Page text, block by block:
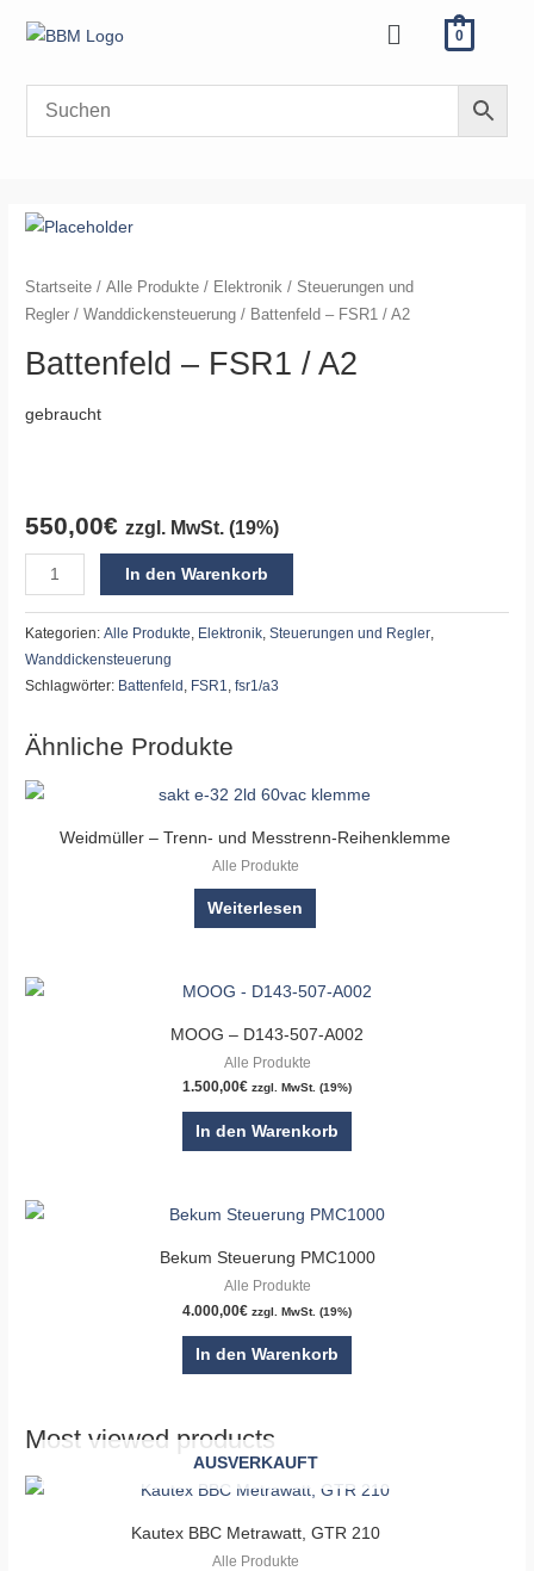
Inhalt
Menü 0
Startseite /Alle Produkte / Elektronik / Steuerungen und
Regler /Wanddickensteuerung / Battenfeld – FSR1 / A2
Battenfeld – FSR1 / A2
gebraucht
550,00€ zzgl. MwSt. (19%)
Battenfeld
FSR1
/
Menge
In den Warenkorb
Kategorien:Alle Produkte, Elektronik,Steuerungen und Regler,
Wanddickensteuerung
Schlagwörter: Battenfeld , FSR1,fsr1/a3
Ähnliche Produkte
Weidmüller – Trenn- und Messtrenn-Reihenklemme
Alle Produkte
Weiterlesen
MOOG – D143-507-A002
Alle Produkte
1.500,00€ zzgl. MwSt. (19%)
In den Warenkorb
Bekum Steuerung PMC1000
Alle Produkte
4.000,00€ zzgl. MwSt. (19%)
In den Warenkorb
Most viewed products
AUSVERKAUFT
Kautex BBC Metrawatt, GTR 210
Alle Produkte